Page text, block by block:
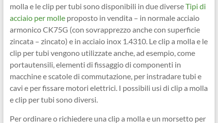
molla e le clip per tubi sono disponibili in due diverseTipi di
acciaio per molleproposto in vendita – in normale acciaio
armonico CK75G (con sovrapprezzo anche con superficie
zincata – zincato) e in acciaio inox 1.4310. Le clip a molla e le
clip per tubi vengono utilizzate anche, ad esempio, come
portautensili, elementi di fissaggio di componenti in
macchine e scatole di commutazione, per instradare tubi e
cavi e per fissare motori elettrici. I possibili usi di clip a molla
e clip per tubi sono diversi.
Per ordinare o richiedere una clip a molla e un morsetto per